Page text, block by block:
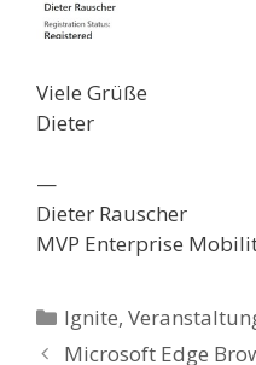
Viele Grüße
Dieter
—
Dieter Rauscher
MVP Enterprise
Categories
Ignite,
Microsoft Edge